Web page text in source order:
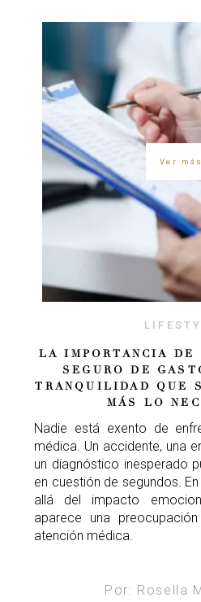
Ver más
LA IMPORTANCIA DE
SEGURO DE
TRANQUILIDAD QUE
MÁS LO
Nadie está exento de
médica. Un accidente, una
un diagnóstico inesperado
en cuestión de segundos.
allá del impacto
aparece una
atención médica.
Por: Rosella